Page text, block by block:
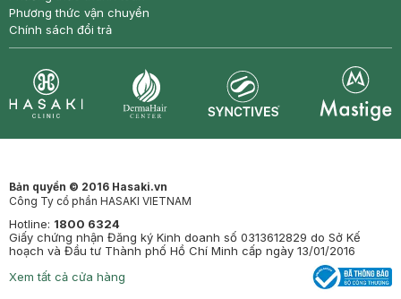
Phương thức vận chuyển
Chính sách đổi trả
Bản quyền © 2016 Hasaki.vn
Công Ty cổ phần HASAKI VIETNAM
Hotline: 1800 6324
Giấy chứng nhận Đăng ký Kinh doanh số 0313612829 do Sở Kế
hoạch và Đầu tư Thành phố Hồ Chí Minh cấp ngày 13/01/2016
Xem tất cả cửa hàng